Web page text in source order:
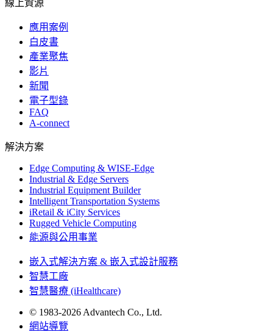
線上資源
應用案例
白皮書
產業聚焦
影片
新聞
電子型錄
FAQ
A-connect
解決方案
Edge Computing & WISE-Edge
Industrial & Edge Servers
Industrial Equipment Builder
Intelligent Transportation Systems
iRetail & iCity Services
Rugged Vehicle Computing
能源與公用事業
嵌入式解決方案 & 嵌入式設計服務
智慧工廠
智慧醫療 (iHealthcare)
© 1983-2026 Advantech Co., Ltd.
網站導覽